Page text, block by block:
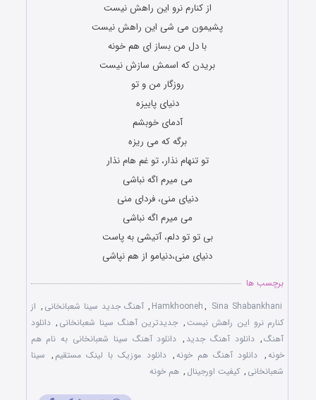
از کنارم نرو این راهش نیست
پشیمون می شی این راهش نیست
با دل من بساز ای هم خونه
بریدن که اسمش سازش نیست
روزگار من و تو
دنیای پاییزه
آدمای خوبشم
برگه که می ریزه
تو تنهام نذار، تو غم هام نذار
می میرم اگه نباشی
دنیای منی، فردای منی
می میرم اگه نباشی
بی تو تو دلم، آتیشی به پاست
دنیای منی،دنیامو از هم نپاشی
برچسب ها
Hamkhooneh, Sina Shabankhani
, آهنگ جدید سینا شعبانخانی , از
كنارم نرو اين راهش نيست, جدیدترین آهنگ سینا شعبانخانی , دانلود
آهنگ, دانلود آهنگ جدید , دانلود آهنگ سینا شعبانخانی به نام هم
خونه, دانلود آهنگ هم خونه, دانلود موزیک با لینک مستقیم , سینا
شعبانخانی , کیفیت اورجینال , هم خونه